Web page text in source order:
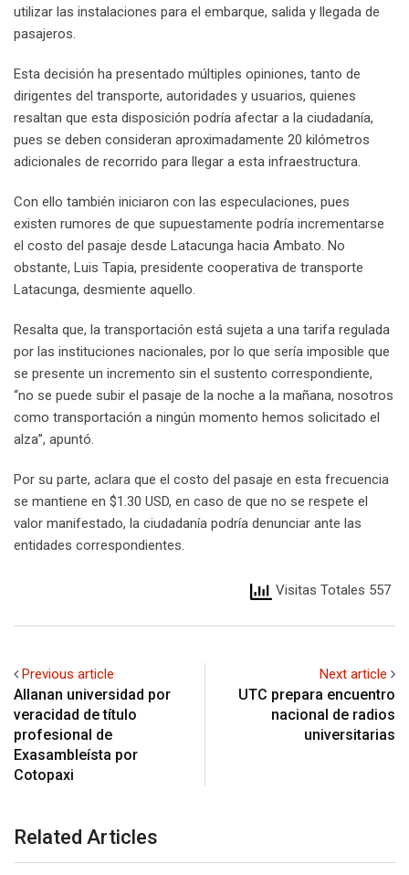
utilizar las instalaciones para el embarque, salida y llegada de
pasajeros.
Esta decisión ha presentado múltiples opiniones, tanto de
dirigentes del transporte, autoridades y usuarios, quienes
resaltan que esta disposición podría afectar a la ciudadanía,
pues se deben consideran aproximadamente 20 kilómetros
adicionales de recorrido para llegar a esta infraestructura.
Con ello también iniciaron con las especulaciones, pues
existen rumores de que supuestamente podría incrementarse
el costo del pasaje desde Latacunga hacia Ambato. No
obstante, Luis Tapia, presidente cooperativa de transporte
Latacunga, desmiente aquello.
Resalta que, la transportación está sujeta a una tarifa regulada
por las instituciones nacionales, por lo que sería imposible que
se presente un incremento sin el sustento correspondiente,
“no se puede subir el pasaje de la noche a la mañana, nosotros
como transportación a ningún momento hemos solicitado el
alza”, apuntó.
Por su parte, aclara que el costo del pasaje en esta frecuencia
se mantiene en $1.30 USD, en caso de que no se respete el
valor manifestado, la ciudadanía podría denunciar ante las
entidades correspondientes.
Visitas Totales 557
Previous article
Allanan universidad por
veracidad de título
profesional de
Exasambleísta por
Cotopaxi
Next article
UTC prepara encuentro
nacional de radios
universitarias
Related Articles